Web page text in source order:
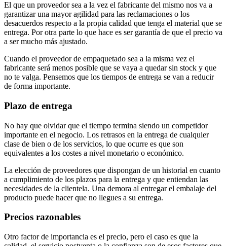
El que un proveedor sea a la vez el fabricante del mismo nos va a
garantizar una mayor agilidad para las reclamaciones o los
desacuerdos respecto a la propia calidad que tenga el material que se
entrega. Por otra parte lo que hace es ser garantía de que el precio va
a ser mucho más ajustado.
Cuando el proveedor de empaquetado sea a la misma vez el
fabricante será menos posible que se vaya a quedar sin stock y que
no te valga. Pensemos que los tiempos de entrega se van a reducir
de forma importante.
Plazo de entrega
No hay que olvidar que el tiempo termina siendo un competidor
importante en el negocio. Los retrasos en la entrega de cualquier
clase de bien o de los servicios, lo que ocurre es que son
equivalentes a los costes a nivel monetario o económico.
La elección de proveedores que dispongan de un historial en cuanto
a cumplimiento de los plazos para la entrega y que entiendan las
necesidades de la clientela. Una demora al entregar el embalaje del
producto puede hacer que no llegues a su entrega.
Precios razonables
Otro factor de importancia es el precio, pero el caso es que la